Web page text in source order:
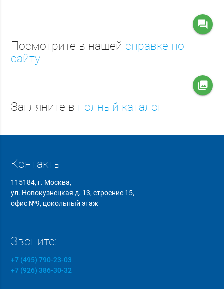
question_answer
Посмотрите в нашей справке по
сайту
collections
Загляните в полный каталог
Контакты
115184, г. Москва,
ул. Новокузнецкая д. 13, строение 15,
офис №9, цокольный этаж
Звоните:
+7 (495) 790-23-03
+7 (926) 386-30-32